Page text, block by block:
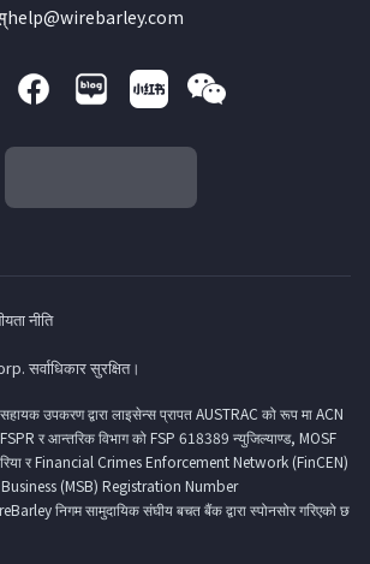
help@wirebarley.com
नीति
सर्वाधिकार सुरक्षित।
उपकरण द्वारा लाइसेन्स प्रापत AUSTRAC को रूप मा ACN
र आन्तरिक विभाग को FSP 618389 न्युजिल्याण्ड, MOSF
र Financial Crimes Enforcement Network (FinCEN)
Business (MSB) Registration Number
निगम सामुदायिक संघीय बचत बैंक द्वारा स्पोनसोर गरिएको छ